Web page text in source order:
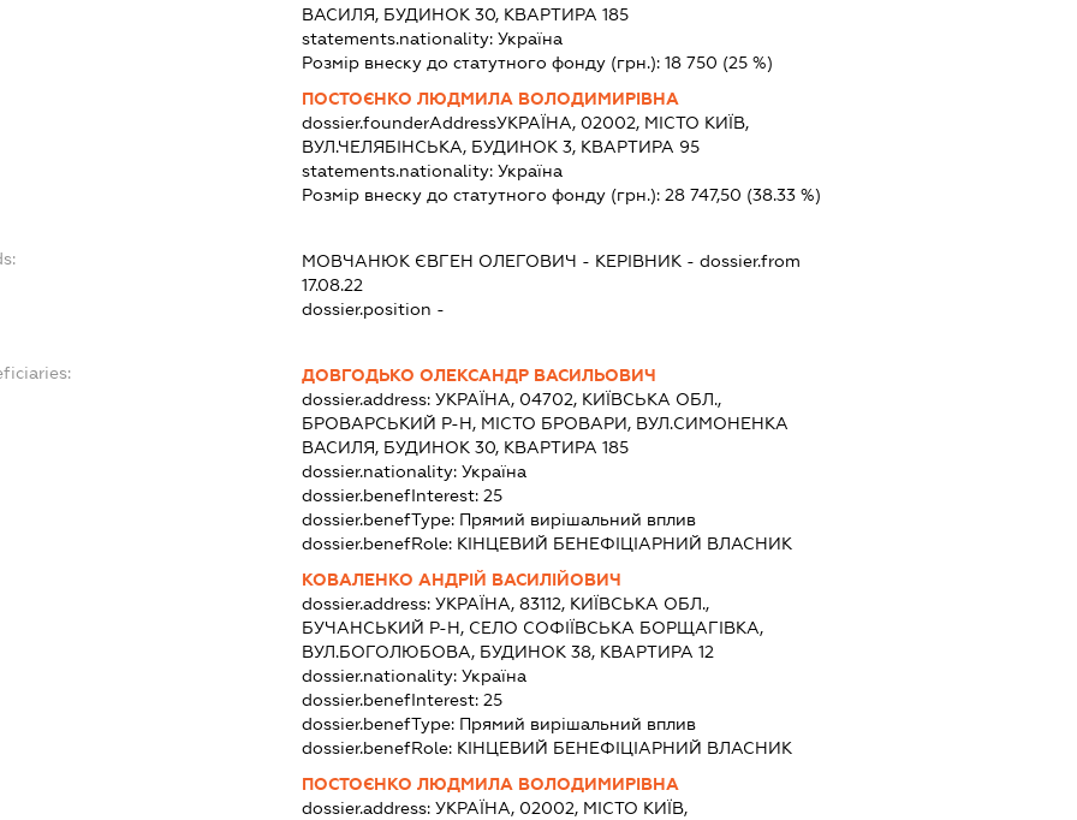
ВАСИЛЯ, БУДИНОК 30, КВАРТИРА 185
statements.nationality:Україна
Розмір внеску до статутного фонду (грн.):18 750 (25 %)
ПОСТОЄНКО ЛЮДМИЛА ВОЛОДИМИРІВНА
dossier.founderAddressУКРАЇНА, 02002, МІСТО КИЇВ,
ВУЛ.ЧЕЛЯБІНСЬКА, БУДИНОК 3, КВАРТИРА 95
statements.nationality:Україна
Розмір внеску до статутного фонду (грн.):28 747,50 (38.33 %)
МОВЧАНЮК ЄВГЕН ОЛЕГОВИЧ - КЕРІВНИК - dossier.from
17.08.22
dossier.position -
ДОВГОДЬКО ОЛЕКСАНДР ВАСИЛЬОВИЧ
dossier.address:УКРАЇНА, 04702, КИЇВСЬКА ОБЛ.,
БРОВАРСЬКИЙ Р-Н, МІСТО БРОВАРИ, ВУЛ.СИМОНЕНКА
ВАСИЛЯ, БУДИНОК 30, КВАРТИРА 185
dossier.nationality:Україна
dossier.benefInterest:25
dossier.benefType: Прямий вирішальний вплив
dossier.benefRole: КІНЦЕВИЙ БЕНЕФІЦІАРНИЙ ВЛАСНИК
КОВАЛЕНКО АНДРІЙ ВАСИЛІЙОВИЧ
dossier.address:УКРАЇНА, 83112, КИЇВСЬКА ОБЛ.,
БУЧАНСЬКИЙ Р-Н, СЕЛО СОФІЇВСЬКА БОРЩАГІВКА,
ВУЛ.БОГОЛЮБОВА, БУДИНОК 38, КВАРТИРА 12
dossier.nationality:Україна
dossier.benefInterest:25
dossier.benefType: Прямий вирішальний вплив
dossier.benefRole: КІНЦЕВИЙ БЕНЕФІЦІАРНИЙ ВЛАСНИК
ПОСТОЄНКО ЛЮДМИЛА ВОЛОДИМИРІВНА
dossier.address:УКРАЇНА, 02002, МІСТО КИЇВ,